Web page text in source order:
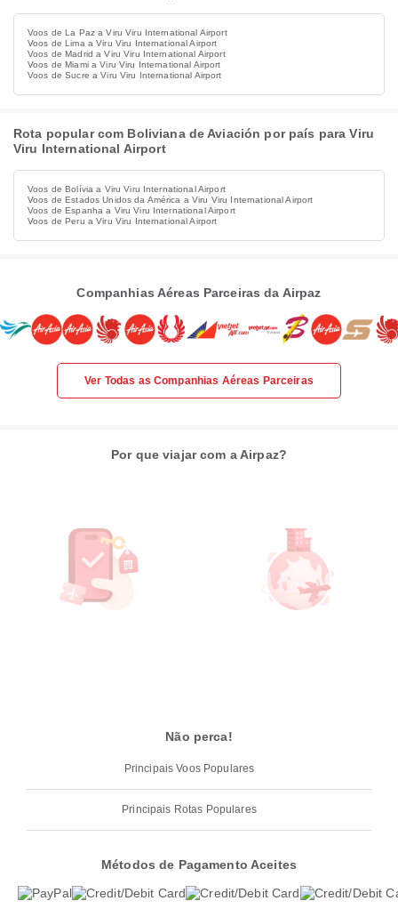
Voos de La Paz a Viru Viru International Airport
Voos de Lima a Viru Viru International Airport
Voos de Madrid a Viru Viru International Airport
Voos de Miami a Viru Viru International Airport
Voos de Sucre a Viru Viru International Airport
Rota popular com Boliviana de Aviación por país para Viru
Viru International Airport
Voos de Bolívia a Viru Viru International Airport
Voos de Estados Unidos da América a Viru Viru International Airport
Voos de Espanha a Viru Viru International Airport
Voos de Peru a Viru Viru International Airport
Companhias Aéreas Parceiras da Airpaz
Ver Todas as Companhias Aéreas Parceiras
Por que viajar com a Airpaz?
Não perca!
Principais Voos Populares
Principais Rotas Populares
Métodos de Pagamento Aceites